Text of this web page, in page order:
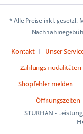
* Alle Preise inkl. gesetzl.
Kontakt Unser
Zahlungsmodalitäten
Shopfehler melden
Öffnungszeiten
STURHAN -